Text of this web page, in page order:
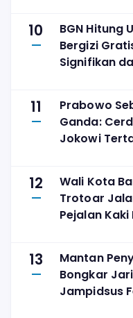
10
BGN Hitung
Bergizi
Signifikan
11
Prabowo
Ganda:
Jokowi
12
Wali Kota
Trotoar
Pejalan
13
Mantan
Bongkar
Jampidsus